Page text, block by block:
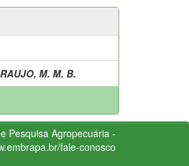
M. M. B.
Pesquisa Agropecuária -
fale-conosco